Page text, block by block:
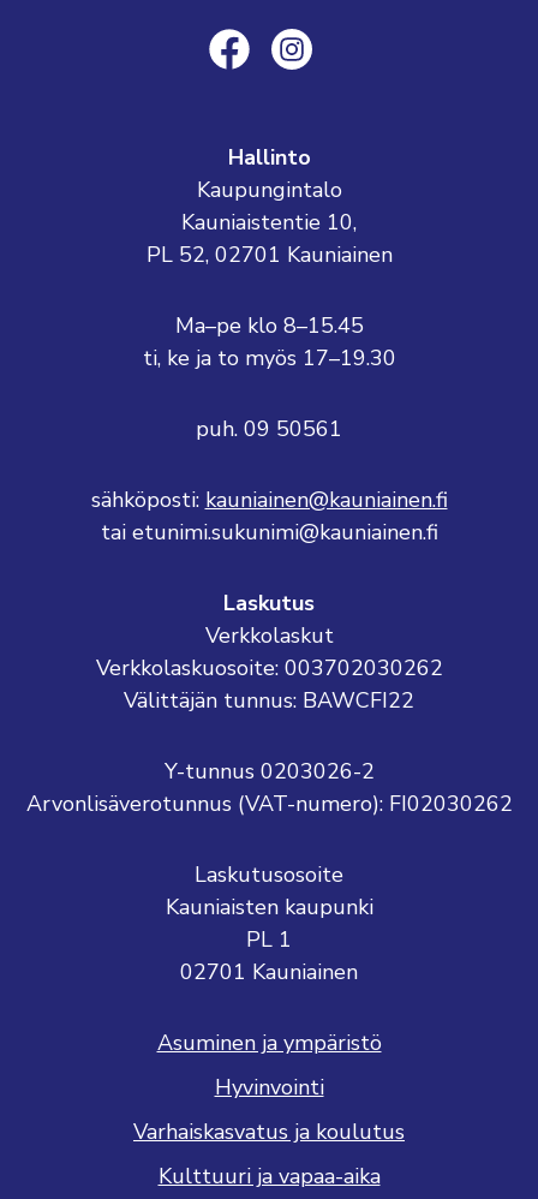
Hallinto
Kaupungintalo
Kauniaistentie 10,
PL 52, 02701 Kauniainen
Ma–pe klo 8–15.45
ti, ke ja to myös 17–19.30
puh. 09 50561
sähköposti: kauniainen@kauniainen.fi
tai etunimi.sukunimi@kauniainen.fi
Laskutus
Verkkolaskut
Verkkolaskuosoite: 003702030262
Välittäjän tunnus: BAWCFI22
Y-tunnus 0203026-2
Arvonlisäverotunnus (VAT-numero): FI02030262
Laskutusosoite
Kauniaisten kaupunki
PL 1
02701 Kauniainen
Asuminen ja ympäristö
Hyvinvointi
Varhaiskasvatus ja koulutus
Kulttuuri ja vapaa-aika